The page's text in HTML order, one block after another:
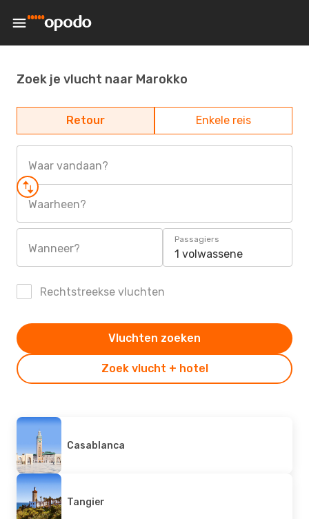
Zoek je vlucht naar Marokko
Retour Enkele reis
Waar vandaan?
Waarheen?
Wanneer?
Passagiers
1 volwassene
Rechtstreekse vluchten
Zoek vlucht + hotel
Vluchten zoeken
Casablanca
Tangier